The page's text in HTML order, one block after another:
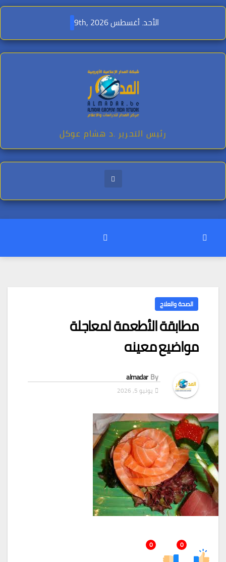
Skip
content
الأحد. أغسطس 9th, 2026
رئيس التحرير .د هشام عوكل
الصحة والعلاج
مطابقة الأطعمة لمعاجلة
مواضيع معينه
By
almadar
يونيو 5, 2026
0
0